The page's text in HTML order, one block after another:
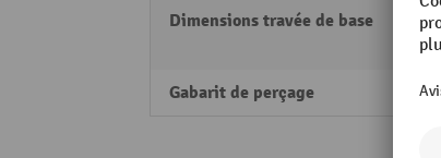
Dimensions travée de base
Gabarit de perçage